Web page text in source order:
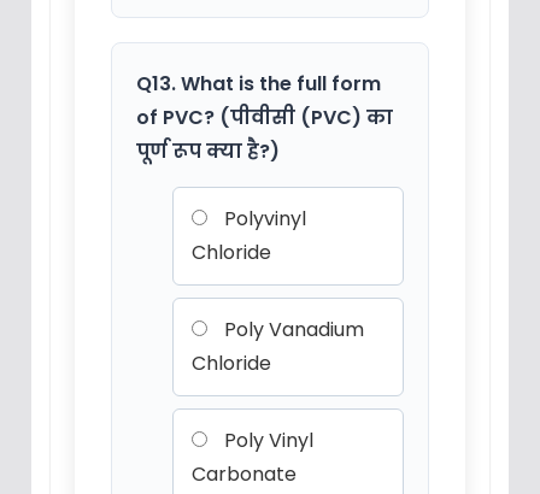
Q13. What is the full form
of PVC? (पीवीसी (PVC) का
पूर्ण रूप क्या है?)
Polyvinyl
Chloride
Poly Vanadium
Chloride
Poly Vinyl
Carbonate